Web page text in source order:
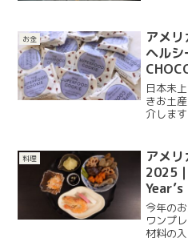
けに、
思いこ
お金
アメ
ヘル
from
日本未
きお土
介しま
ントベ
リー（
も合う
ン・ク
料理
アメ
2025
今年の
ワンプ
材料の